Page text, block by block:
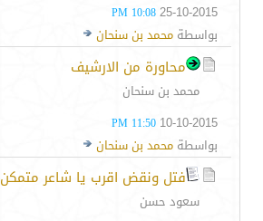
25-10-2015
10:08 PM
بواسطة محمد بن سنحان
محاورة من الارشيف
محمد بن سنحان
10-10-2015
11:50 PM
بواسطة محمد بن سنحان
فتل ونقض اقرب يا شاعر متمكن
سعود حسن